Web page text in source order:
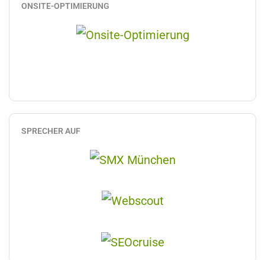
ONSITE-OPTIMIERUNG
SPRECHER AUF